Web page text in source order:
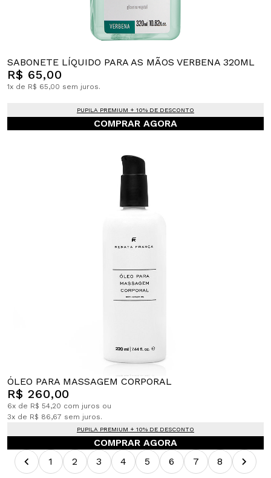
SABONETE LÍQUIDO PARA AS MÃOS VERBENA 320ML
R$ 65,00
1x de R$ 65,00 sem juros.
PUPILA PREMIUM + 10% DE DESCONTO
COMPRAR AGORA
ÓLEO PARA MASSAGEM CORPORAL
R$ 260,00
6x de R$ 54,20 com juros ou
3x de R$ 86,67 sem juros.
PUPILA PREMIUM + 10% DE DESCONTO
COMPRAR AGORA
1
2 3 4 5 6 7 8